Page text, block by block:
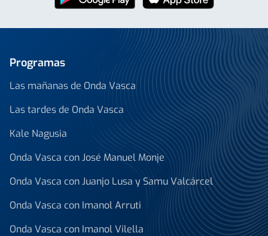
Programas
Las mañanas de Onda Vasca
Las tardes de Onda Vasca
Kale Nagusia
Onda Vasca con José Manuel Monje
Onda Vasca con Juanjo Lusa y Samu Valcárcel
Onda Vasca con Imanol Arruti
Onda Vasca con Imanol Vilella